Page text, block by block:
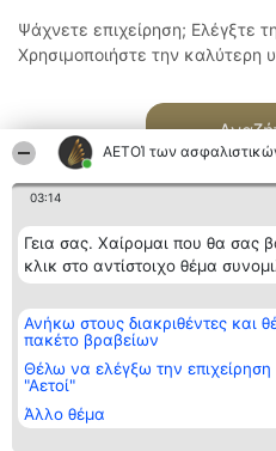
ΑΕΤΟΊ των
03:14
Γεια σας. Χαίρομαι που θα σας
κλικ στο αντίστοιχο θέμα
Ανήκω στους διακριθέντες και
πακέτο βραβείων
Θέλω να ελέγξω την
"Αετοί"
Άλλο θέμα
Ψάχνετε επιχείρηση; Ελέγξτε
Χρησιμοποιήστε την καλύτερη
Διοργανωτής της
κατάταξης
BEAUTIFUL COMPANY
ΤΗΛ. ΕΠΙΚΟΙΝΩΝΙΑΣ:
2104128019
email:
aetoi@beautifulcompany.co
των